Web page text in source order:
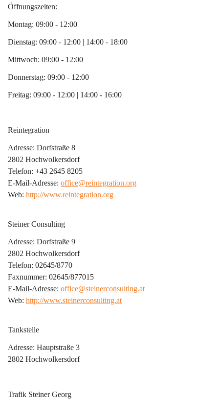
Öffnungszeiten:
Montag: 09:00 - 12:00
Dienstag: 09:00 - 12:00 | 14:00 - 18:00
Mittwoch: 09:00 - 12:00
Donnerstag: 09:00 - 12:00
Freitag: 09:00 - 12:00 | 14:00 - 16:00
Reintegration
Adresse: Dorfstraße 8
2802 Hochwolkersdorf
Telefon: +43 2645 8205
E-Mail-Adresse: office@reintegration.org
Web: http://www.reintegration.org
Steiner Consulting
Adresse: Dorfstraße 9
2802 Hochwolkersdorf
Telefon: 02645/8770
Faxnummer: 02645/877015
E-Mail-Adresse: office@steinerconsulting.at
Web: http://www.steinerconsulting.at
Tankstelle
Adresse: Hauptstraße 3
2802 Hochwolkersdorf
Trafik Steiner Georg